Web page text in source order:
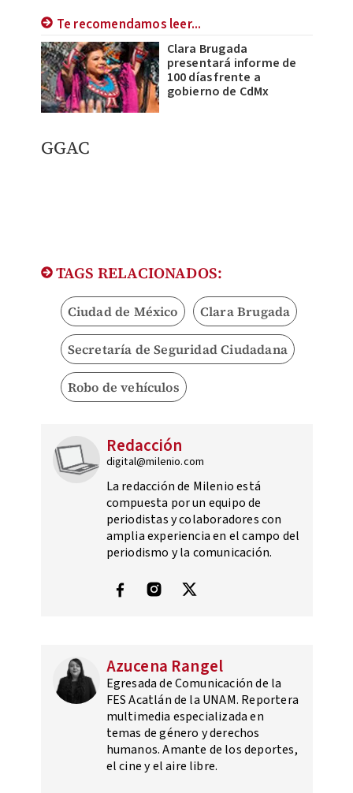
Te recomendamos leer...
Clara Brugada
presentará informe de
100 días frente a
gobierno de CdMx
GGAC
TAGS RELACIONADOS:
Ciudad de México Clara Brugada
Secretaría de Seguridad Ciudadana
Robo de vehículos
Redacción
digital@milenio.com
La redacción de Milenio está
compuesta por un equipo de
periodistas y colaboradores con
amplia experiencia en el campo del
periodismo y la comunicación.
Azucena Rangel
Egresada de Comunicación de la
FES Acatlán de la UNAM. Reportera
multimedia especializada en
temas de género y derechos
humanos. Amante de los deportes,
el cine y el aire libre.